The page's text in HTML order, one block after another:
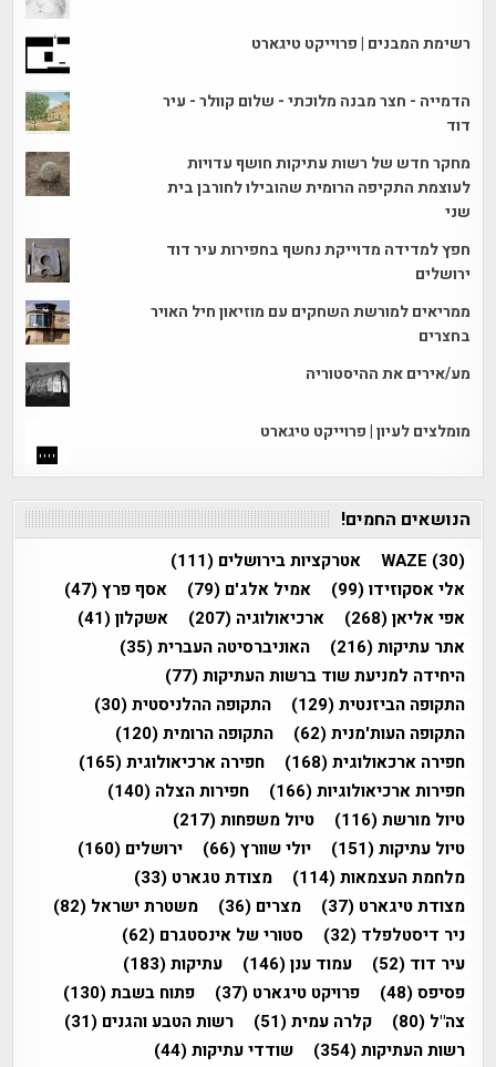
רשימת המבנים | פרוייקט טיגארט
הדמייה - חצר מבנה מלוכתי - שלום קוולר - עיר
דוד
מחקר חדש של רשות עתיקות חושף עדויות
לעוצמת התקיפה הרומית שהובילו לחורבן בית
שני
חפץ למדידה מדוייקת נחשף בחפירות עיר דוד
ירושלים
ממריאים למורשת השחקים עם מוזיאון חיל האויר
בחצרים
מע/אירים את ההיסטוריה
מומלצים לעיון | פרוייקט טיגארט
הנושאים החמים!
WAZE (30) אטרקציות בירושלים (111)
אלי אסקוזידו(99) אמיל אלג'ם (79) אסף פרץ(47)
אפי אליאן(268) ארכיאולוגיה (207) אשקלון(41)
אתר עתיקות(216) האוניברסיטה העברית(35)
היחידה למניעת שוד ברשות העתיקות(77)
התקופה הביזנטית(129) התקופה ההלניסטית(30)
התקופה העות'מנית(62) התקופה הרומית(120)
חפירה ארכאולוגית(168) חפירה ארכיאולוגית(165)
חפירות ארכיאולוגיות(166) חפירות הצלה (140)
טיול מורשת(116) טיול משפחות(217)
טיול עתיקות(151) יולי שוורץ(66) ירושלים (160)
מלחמת העצמאות(114) מצודת טגארט (33)
מצודת טיגארט (37) מצרים (36) משטרת ישראל (82)
ניר דיסטלפלד (32) סטורי של אינסטגרם (62)
עיר דוד (52) עמוד ענן(146) עתיקות(183)
פסיפס(48) פרויקט טיגארט (37) פתוח בשבת(130)
צה"ל (80) קלרה עמית(51) רשות הטבע והגנים (31)
רשות העתיקות(354) שודדי עתיקות(44)